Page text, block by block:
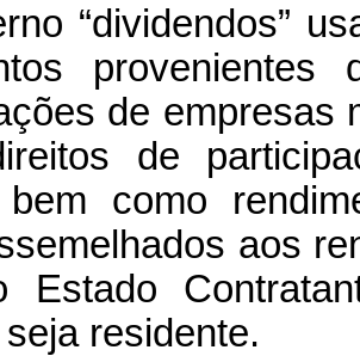
“dividendos”
de empresas
de
bem como
aos
Estado
residente.